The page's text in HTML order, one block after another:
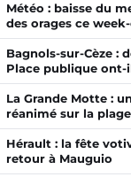
Météo : baisse du
des orages ce
frapper ?
Bagnols-sur-Cèze :
Place publique ont-
de tracter par la
La Grande Motte :
réanimé sur la
Hérault : la fête
retour à Mauguio